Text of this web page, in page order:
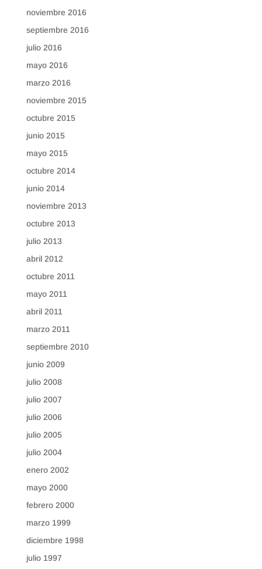
noviembre 2016
septiembre 2016
julio 2016
mayo 2016
marzo 2016
noviembre 2015
octubre 2015
junio 2015
mayo 2015
octubre 2014
junio 2014
noviembre 2013
octubre 2013
julio 2013
abril 2012
octubre 2011
mayo 2011
abril 2011
marzo 2011
septiembre 2010
junio 2009
julio 2008
julio 2007
julio 2006
julio 2005
julio 2004
enero 2002
mayo 2000
febrero 2000
marzo 1999
diciembre 1998
julio 1997